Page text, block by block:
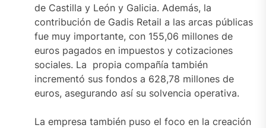
de Castilla y León y Galicia. Además, la
contribución de Gadis Retail a las arcas públicas
fue muy importante, con 155,06 millones de
euros pagados en impuestos y cotizaciones
sociales. La propia compañía también
incrementó sus fondos a 628,78 millones de
euros, asegurando así su solvencia operativa.
La empresa también puso el foco en la creación